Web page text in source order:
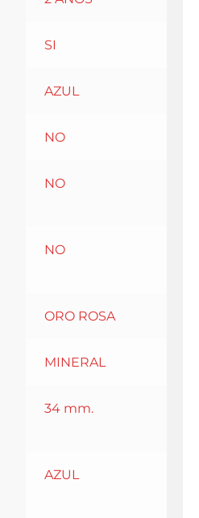
SI
AZUL
NO
NO
NO
ORO ROSA
MINERAL
34 mm.
AZUL